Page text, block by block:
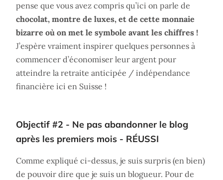
pense que vous avez compris qu’ici on parle de
chocolat, montre de luxes, et de cette monnaie
bizarre où on met le symbole avant les chiffres !
J’espère vraiment inspirer quelques personnes à
commencer d’économiser leur argent pour
atteindre la retraite anticipée / indépendance
financière ici en Suisse !
Objectif #2 - Ne pas abandonner le blog
après les premiers mois - RÉUSSI
Comme expliqué ci-dessus, je suis surpris (en bien)
de pouvoir dire que je suis un blogueur. Pour de